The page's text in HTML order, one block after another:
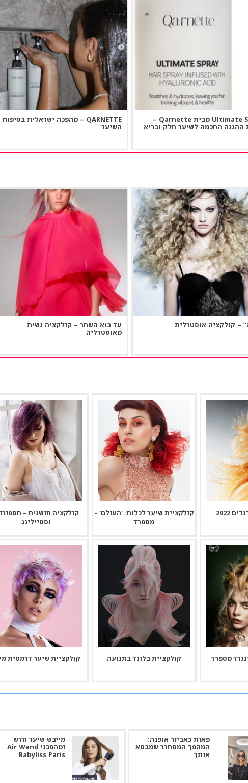
Ultimate Spray מבית Qarnette –
ההגנה החכמה לשיער חלק ובריא
QARNETTE – מהפכה ישראלית בטיפוח
השיער
– קולקציה אוסטרלית
עד בוא השחר – קולקציה נשית
מאוסטרליה
2022
קולקציית שיער לכלות: ‘העולם’ –
מספרד
קולקציה חושנית –
וסטיילינג
מספרד קולקציית בלונד בתנועה קולקציית שיער דרמטית
פאות כאביזר אופנה:
המהפך המסחרר שמבטא
אותך
מייבש שיער חדש
ומהפכני Air Wand
Babyliss Paris